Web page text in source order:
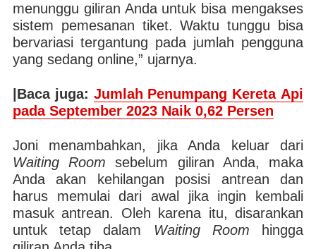
menunggu giliran Anda untuk bisa mengakses
sistem pemesanan tiket. Waktu tunggu bisa
bervariasi tergantung pada jumlah pengguna
yang sedang online,” ujarnya.
|Baca juga: Jumlah Penumpang Kereta Api
pada September 2023 Naik 0,62 Persen
Joni menambahkan, jika Anda keluar dari
Waiting Room sebelum giliran Anda, maka
Anda akan kehilangan posisi antrean dan
harus memulai dari awal jika ingin kembali
masuk antrean. Oleh karena itu, disarankan
untuk tetap dalam Waiting Room hingga